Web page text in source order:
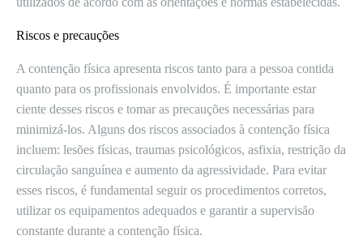
Riscos e precauções
A contenção física apresenta riscos tanto para a pessoa contida
quanto para os profissionais envolvidos. É importante estar
ciente desses riscos e tomar as precauções necessárias para
minimizá-los. Alguns dos riscos associados à contenção física
incluem: lesões físicas, traumas psicológicos, asfixia, restrição da
circulação sanguínea e aumento da agressividade. Para evitar
esses riscos, é fundamental seguir os procedimentos corretos,
utilizar os equipamentos adequados e garantir a supervisão
constante durante a contenção física.